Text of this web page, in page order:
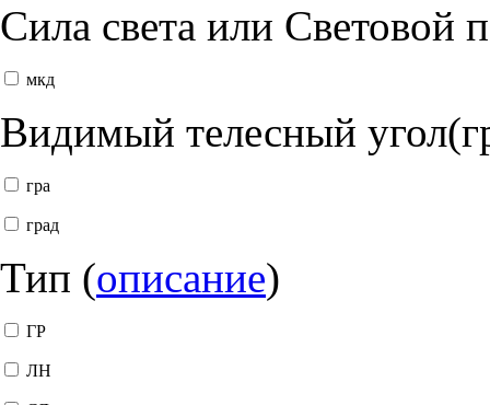
Сила света или Световой
мкд
Видимый телесный
гра
град
Тип (описание)
ГР
ЛН